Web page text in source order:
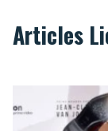
Articles
JCVD, le